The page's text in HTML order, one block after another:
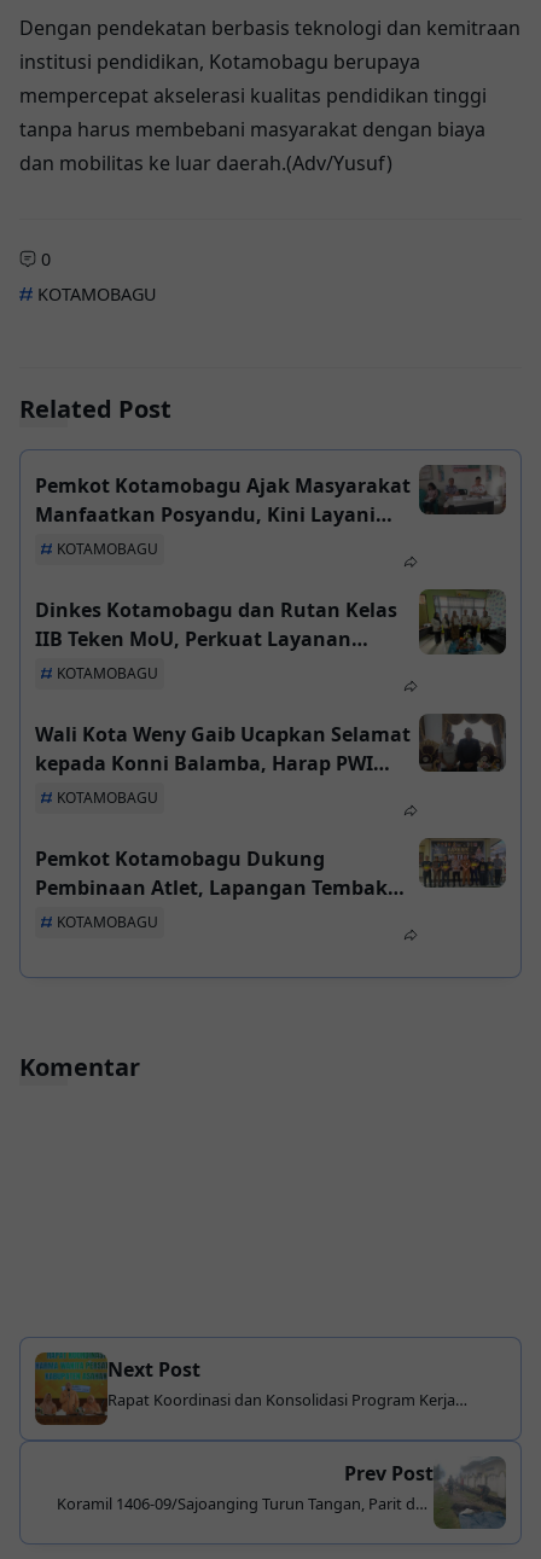
Dengan pendekatan berbasis teknologi dan kemitraan
institusi pendidikan, Kotamobagu berupaya
mempercepat akselerasi kualitas pendidikan tinggi
tanpa harus membebani masyarakat dengan biaya
dan mobilitas ke luar daerah.(Adv/Yusuf)
0
KOTAMOBAGU
Related Post
Pemkot Kotamobagu Ajak Masyarakat
Manfaatkan Posyandu, Kini Layani
Enam Standar Pelayanan Minimal
KOTAMOBAGU
Dinkes Kotamobagu dan Rutan Kelas
IIB Teken MoU, Perkuat Layanan
Kesehatan Warga Binaan dan Cegah
KOTAMOBAGU
Wali Kota Weny Gaib Ucapkan Selamat
kepada Konni Balamba, Harap PWI
Kotamobagu Perkuat Profesionalisme
KOTAMOBAGU
Pemkot Kotamobagu Dukung
Pembinaan Atlet, Lapangan Tembak
Motabi Resmi Jadi Sarana Cetak
KOTAMOBAGU
Komentar
Next Post
Rapat Koordinasi dan Konsolidasi Program Kerja
Prev Post
Koramil 1406-09/Sajoanging Turun Tangan, Parit dan